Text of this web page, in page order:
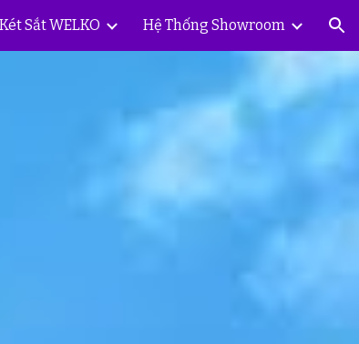
Sắt WELKO Hệ Thống Showroom